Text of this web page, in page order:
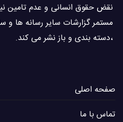
نقض حقوق انسانی و عدم تامین
مستمر گزارشات سایر رسانه ها و
،دسته بندی و باز نشر می كند.
صفحه اصلی
تماس با ما